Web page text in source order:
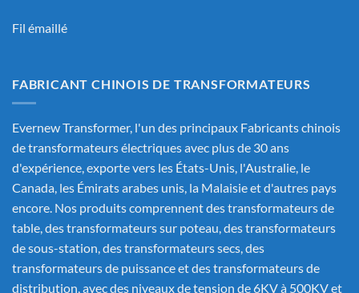
Fil émaillé
FABRICANT CHINOIS DE TRANSFORMATEURS
Evernew Transformer, l'un des principaux Fabricants chinois
de transformateurs électriquesavec plus de 30 ans
d'expérience, exporte vers les États-Unis, l'Australie, le
Canada, les Émirats arabes unis, la Malaisie et d'autres pays
encore. Nos produits comprennent des transformateurs de
table, des transformateurs sur poteau, des transformateurs
de sous-station, des transformateurs secs, des
transformateurs de puissance et des transformateurs de
distribution, avec des niveaux de tension de 6KV à 500KV et